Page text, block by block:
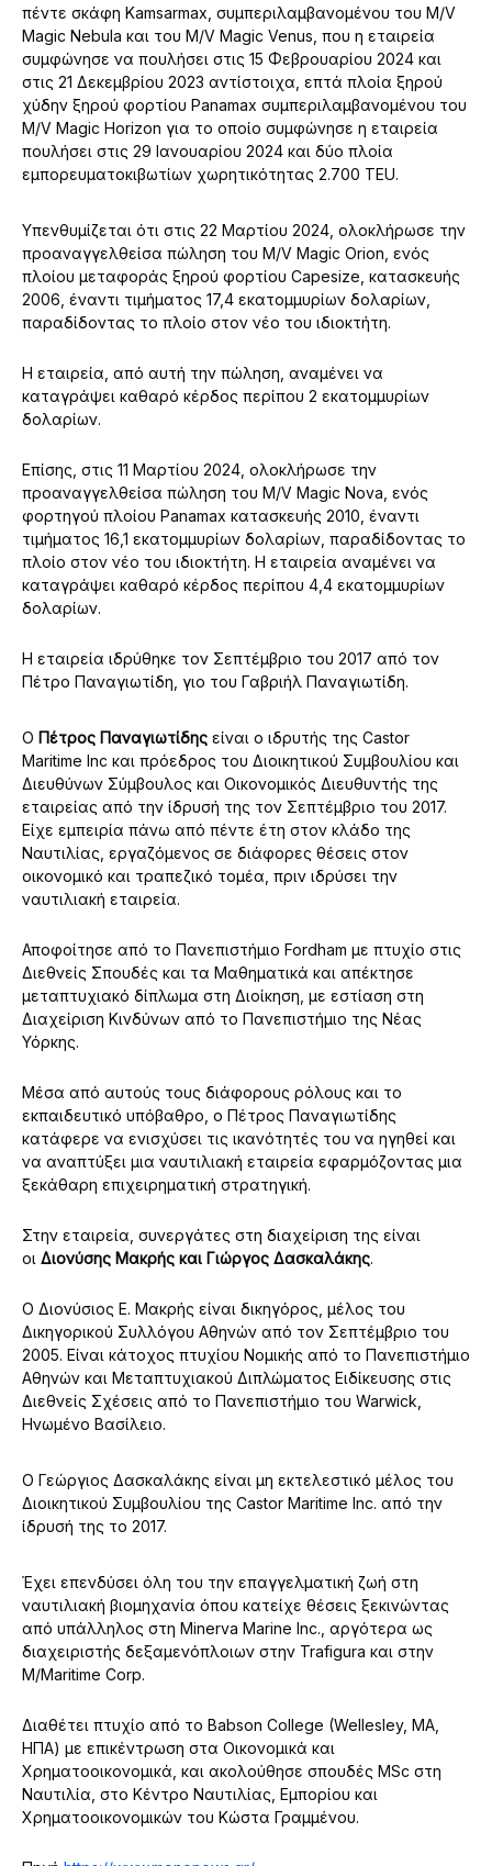
πέντε σκάφη Kamsarmax, συμπεριλαμβανομένου του M/V
Magic Nebula και του M/V Magic Venus, που η εταιρεία
συμφώνησε να πουλήσει στις 15 Φεβρουαρίου 2024 και
στις 21 Δεκεμβρίου 2023 αντίστοιχα, επτά πλοία ξηρού
χύδην ξηρού φορτίου Panamax συμπεριλαμβανομένου του
M/V Magic Horizon για το οποίο συμφώνησε η εταιρεία
πουλήσει στις 29 Ιανουαρίου 2024 και δύο πλοία
εμπορευματοκιβωτίων χωρητικότητας 2.700 TEU.
Υπενθυμίζεται ότι στις 22 Μαρτίου 2024, ολοκλήρωσε την
προαναγγελθείσα πώληση του M/V Magic Orion, ενός
πλοίου μεταφοράς ξηρού φορτίου Capesize, κατασκευής
2006, έναντι τιμήματος 17,4 εκατομμυρίων δολαρίων,
παραδίδοντας το πλοίο στον νέο του ιδιοκτήτη.
Η εταιρεία, από αυτή την πώληση, αναμένει να
καταγράψει καθαρό κέρδος περίπου 2 εκατομμυρίων
δολαρίων.
Επίσης, στις 11 Μαρτίου 2024, ολοκλήρωσε την
προαναγγελθείσα πώληση του M/V Magic Nova, ενός
φορτηγού πλοίου Panamax κατασκευής 2010, έναντι
τιμήματος 16,1 εκατομμυρίων δολαρίων, παραδίδοντας το
πλοίο στον νέο του ιδιοκτήτη. Η εταιρεία αναμένει να
καταγράψει καθαρό κέρδος περίπου 4,4 εκατομμυρίων
δολαρίων.
Η εταιρεία ιδρύθηκε τον Σεπτέμβριο του 2017 από τον
Πέτρο Παναγιωτίδη, γιο του Γαβριήλ Παναγιωτίδη.
Ο Πέτρος Παναγιωτίδης είναι ο ιδρυτής της Castor
Maritime Inc και πρόεδρος του Διοικητικού Συμβουλίου και
Διευθύνων Σύμβουλος και Οικονομικός Διευθυντής της
εταιρείας από την ίδρυσή της τον Σεπτέμβριο του 2017.
Είχε εμπειρία πάνω από πέντε έτη στον κλάδο της
Ναυτιλίας, εργαζόμενος σε διάφορες θέσεις στον
οικονομικό και τραπεζικό τομέα, πριν ιδρύσει την
ναυτιλιακή εταιρεία.
Αποφοίτησε από το Πανεπιστήμιο Fordham με πτυχίο στις
Διεθνείς Σπουδές και τα Μαθηματικά και απέκτησε
μεταπτυχιακό δίπλωμα στη Διοίκηση, με εστίαση στη
Διαχείριση Κινδύνων από το Πανεπιστήμιο της Νέας
Υόρκης.
Μέσα από αυτούς τους διάφορους ρόλους και το
εκπαιδευτικό υπόβαθρο, ο Πέτρος Παναγιωτίδης
κατάφερε να ενισχύσει τις ικανότητές του να ηγηθεί και
να αναπτύξει μια ναυτιλιακή εταιρεία εφαρμόζοντας μια
ξεκάθαρη επιχειρηματική στρατηγική.
Στην εταιρεία, συνεργάτες στη διαχείριση της είναι
οι Διονύσης Μακρής και Γιώργος Δασκαλάκης.
Ο Διονύσιος Ε. Μακρής είναι δικηγόρος, μέλος του
Δικηγορικού Συλλόγου Αθηνών από τον Σεπτέμβριο του
2005. Είναι κάτοχος πτυχίου Νομικής από το Πανεπιστήμιο
Αθηνών και Μεταπτυχιακού Διπλώματος Ειδίκευσης στις
Διεθνείς Σχέσεις από το Πανεπιστήμιο του Warwick,
Ηνωμένο Βασίλειο.
Ο Γεώργιος Δασκαλάκης είναι μη εκτελεστικό μέλος του
Διοικητικού Συμβουλίου της Castor Maritime Inc. από την
ίδρυσή της το 2017.
Έχει επενδύσει όλη του την επαγγελματική ζωή στη
ναυτιλιακή βιομηχανία όπου κατείχε θέσεις ξεκινώντας
από υπάλληλος στη Minerva Marine Inc., αργότερα ως
διαχειριστής δεξαμενόπλοιων στην Trafigura και στην
M/Maritime Corp.
Διαθέτει πτυχίο από το Babson College (Wellesley, MA,
ΗΠΑ) με επικέντρωση στα Οικονομικά και
Χρηματοοικονομικά, και ακολούθησε σπουδές MSc στη
Ναυτιλία, στο Κέντρο Ναυτιλίας, Εμπορίου και
Χρηματοοικονομικών του Κώστα Γραμμένου.